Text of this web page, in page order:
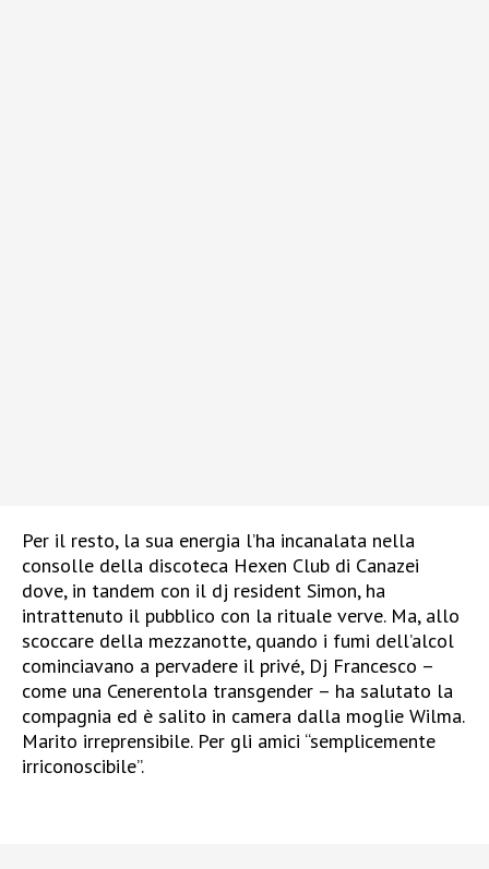
Per il resto, la sua energia l’ha incanalata nella
consolle della discoteca Hexen Club di Canazei
dove, in tandem con il dj resident Simon, ha
intrattenuto il pubblico con la rituale verve. Ma, allo
scoccare della mezzanotte, quando i fumi dell’alcol
cominciavano a pervadere il privé, Dj Francesco –
come una Cenerentola transgender – ha salutato la
compagnia ed è salito in camera dalla moglie Wilma.
Marito irreprensibile. Per gli amici “semplicemente
irriconoscibile”.